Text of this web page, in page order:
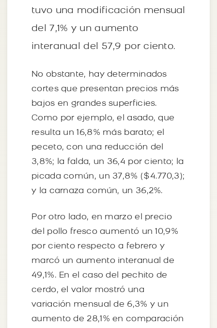
tuvo una modificación mensual
del 7,1% y un aumento
interanual del 57,9 por ciento.
No obstante, hay determinados
cortes que presentan precios más
bajos en grandes superficies.
Como por ejemplo, el asado, que
resulta un 16,8% más barato; el
peceto, con una reducción del
3,8%; la falda, un 36,4 por ciento; la
picada común, un 37,8% ($4.770,3);
y la carnaza común, un 36,2%.
Por otro lado, en marzo el precio
del pollo fresco aumentó un 10,9%
por ciento respecto a febrero y
marcó un aumento interanual de
49,1%. En el caso del pechito de
cerdo, el valor mostró una
variación mensual de 6,3% y un
aumento de 28,1% en comparación